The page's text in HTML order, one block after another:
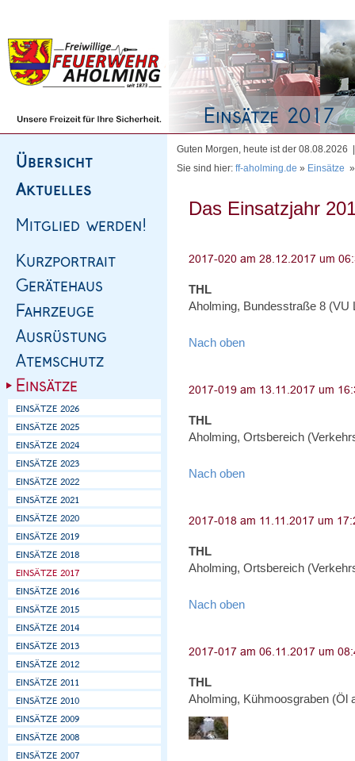
Guten Morgen, heute ist der
Sie sind hier: ff-aholming.de » Einsätze
Das Einsatzjahr
THL
Aholming, Bundesstraße 8
Nach oben
THL
Aholming, Ortsbereich
Nach oben
THL
Aholming, Ortsbereich
Nach oben
THL
Aholming, Kühmoosgraben (Öl